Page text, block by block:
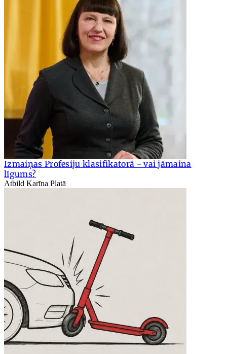
Izmaiņas Profesiju klasifikatorā - vai jāmaina
līgums?
Atbild Karīna Platā